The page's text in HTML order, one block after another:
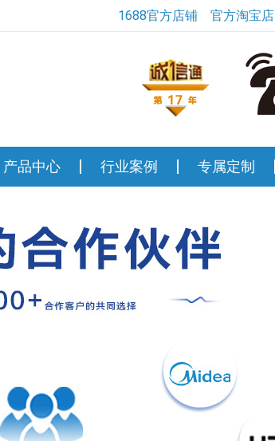
1688官方店铺 官方淘宝店
产品中心 行业案例 专属定制